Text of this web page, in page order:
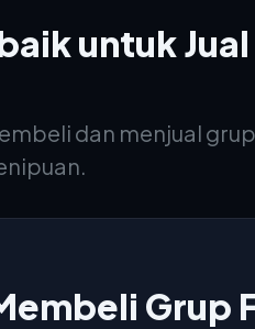
untuk
dan menjual
Grup